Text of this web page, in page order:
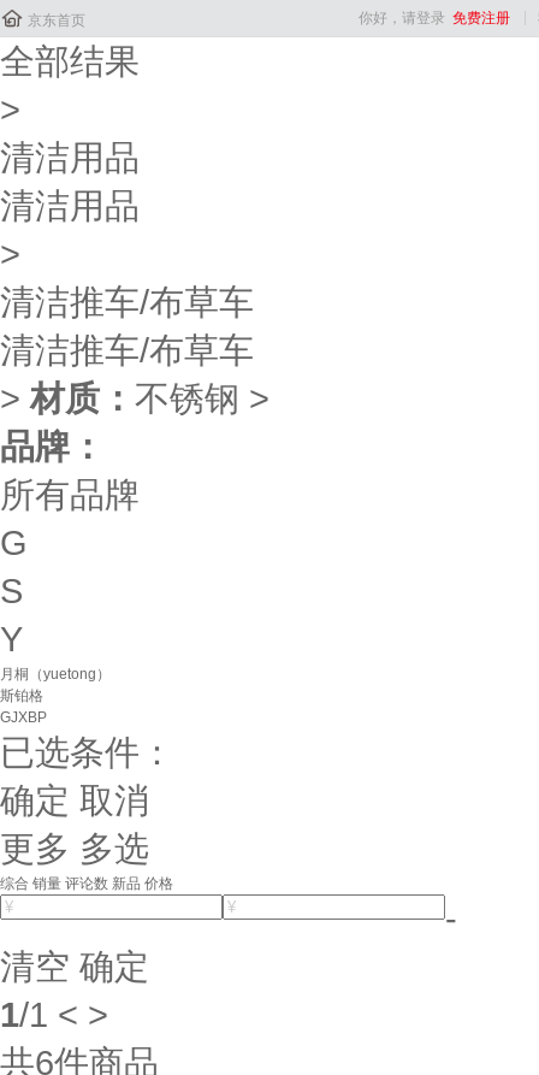
 京东首页 你好，请登录 免费注册
全部结果
>
清洁用品
清洁用品
>
清洁推车/布草车
清洁推车/布草车
> 材质： 不锈钢 >
品牌：
所有品牌
G
S
Y
月桐（yuetong）
斯铂格
GJXBP
已选条件：
确定 取消
更多 多选
综合 销量 评论数 新品 价格
-
清空 确定
1/1 < >
共6件商品